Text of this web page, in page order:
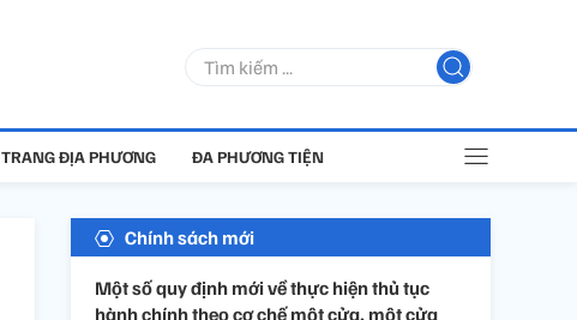
TRANG ĐỊA PHƯƠNG ĐA PHƯƠNG TIỆN
Chính sách mới
Một số quy định mới về thực hiện thủ tục
hành chính theo cơ chế một cửa, một cửa